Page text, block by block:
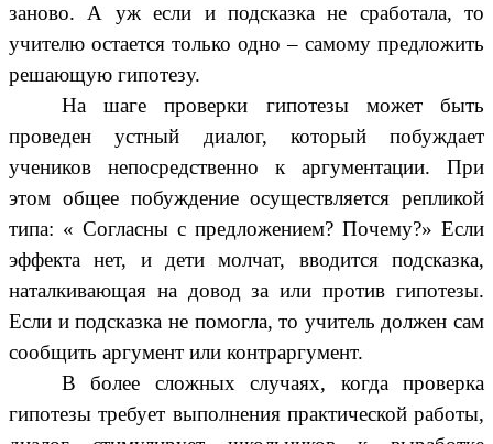
заново. А уж если и подсказка не сработала, то
учителю остается только одно – самому предложить
решающую гипотезу.
На шаге проверки гипотезы может быть
проведен устный диалог, который побуждает
учеников непосредственно к аргументации. При
этом общее побуждение осуществляется репликой
типа: « Согласны с предложением? Почему?» Если
эффекта нет, и дети молчат, вводится подсказка,
наталкивающая на довод за или против гипотезы.
Если и подсказка не помогла, то учитель должен сам
сообщить аргумент или контраргумент.
В более сложных случаях, когда проверка
гипотезы требует выполнения практической работы,